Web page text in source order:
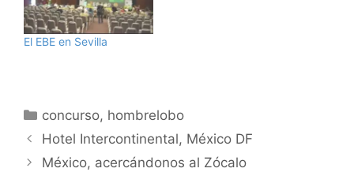
El EBE en Sevilla
Categorías
concurso, hombrelobo
Hotel Intercontinental, México DF
México, acercándonos al Zócalo